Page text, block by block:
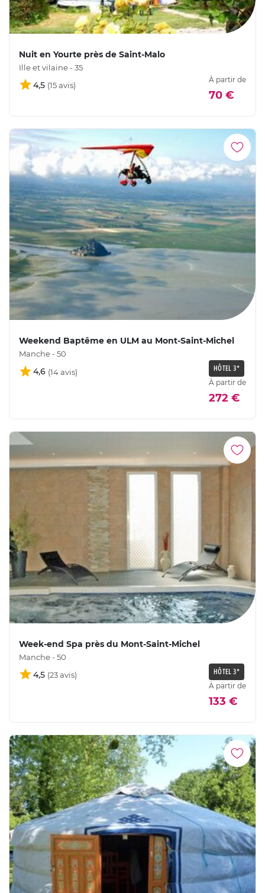
Nuit en Yourte près de Saint-Malo
Ille et vilaine - 35
4,5
À partir de
70 €
Weekend Baptême en ULM au Mont-Saint-Michel
Manche - 50
4,6 HÔTEL 3*
À partir de
272 €
Week-end Spa près du Mont-Saint-Michel
Manche - 50
4,5 HÔTEL 3*
À partir de
133 €